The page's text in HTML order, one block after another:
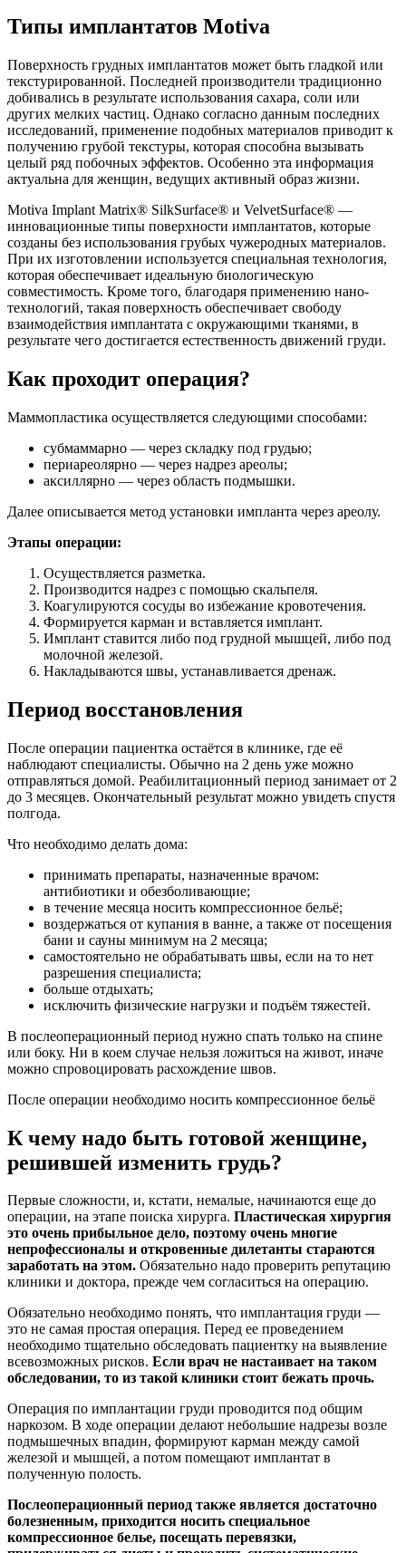
Типы имплантатов Motiva
Поверхность грудных имплантатов может быть гладкой или
текстурированной. Последней производители традиционно
добивались в результате использования сахара, соли или
других мелких частиц. Однако согласно данным последних
исследований, применение подобных материалов приводит к
получению грубой текстуры, которая способна вызывать
целый ряд побочных эффектов. Особенно эта информация
актуальна для женщин, ведущих активный образ жизни.
Motiva Implant Matrix® SilkSurface® и VelvetSurface® —
инновационные типы поверхности имплантатов, которые
созданы без использования грубых чужеродных материалов.
При их изготовлении используется специальная технология,
которая обеспечивает идеальную биологическую
совместимость. Кроме того, благодаря применению нано-
технологий, такая поверхность обеспечивает свободу
взаимодействия имплантата с окружающими тканями, в
результате чего достигается естественность движений груди.
Как проходит операция?
Маммопластика осуществляется следующими способами:
субмаммарно — через складку под грудью;
периареолярно — через надрез ареолы;
аксиллярно — через область подмышки.
Далее описывается метод установки импланта через ареолу.
Этапы операции:
Осуществляется разметка.
Производится надрез с помощью скальпеля.
Коагулируются сосуды во избежание кровотечения.
Формируется карман и вставляется имплант.
Имплант ставится либо под грудной мышцей, либо под
молочной железой.
Накладываются швы, устанавливается дренаж.
Период восстановления
После операции пациентка остаётся в клинике, где её
наблюдают специалисты. Обычно на 2 день уже можно
отправляться домой. Реабилитационный период занимает от 2
до 3 месяцев. Окончательный результат можно увидеть спустя
полгода.
Что необходимо делать дома:
принимать препараты, назначенные врачом:
антибиотики и обезболивающие;
в течение месяца носить компрессионное бельё;
воздержаться от купания в ванне, а также от посещения
бани и сауны минимум на 2 месяца;
самостоятельно не обрабатывать швы, если на то нет
разрешения специалиста;
больше отдыхать;
исключить физические нагрузки и подъём тяжестей.
В послеоперационный период нужно спать только на спине
или боку. Ни в коем случае нельзя ложиться на живот, иначе
можно спровоцировать расхождение швов.
После операции необходимо носить компрессионное бельё
К чему надо быть готовой женщине,
решившей изменить грудь?
Первые сложности, и, кстати, немалые, начинаются еще до
операции, на этапе поиска хирурга. Пластическая хирургия
это очень прибыльное дело, поэтому очень многие
непрофессионалы и откровенные дилетанты стараются
заработать на этом. Обязательно надо проверить репутацию
клиники и доктора, прежде чем согласиться на операцию.
Обязательно необходимо понять, что имплантация груди —
это не самая простая операция. Перед ее проведением
необходимо тщательно обследовать пациентку на выявление
всевозможных рисков. Если врач не настаивает на таком
обследовании, то из такой клиники стоит бежать прочь.
Операция по имплантации груди проводится под общим
наркозом. В ходе операции делают небольшие надрезы возле
подмышечных впадин, формируют карман между самой
железой и мышцей, а потом помещают имплантат в
полученную полость.
Послеоперационный период также является достаточно
болезненным, приходится носить специальное
компрессионное белье, посещать перевязки,